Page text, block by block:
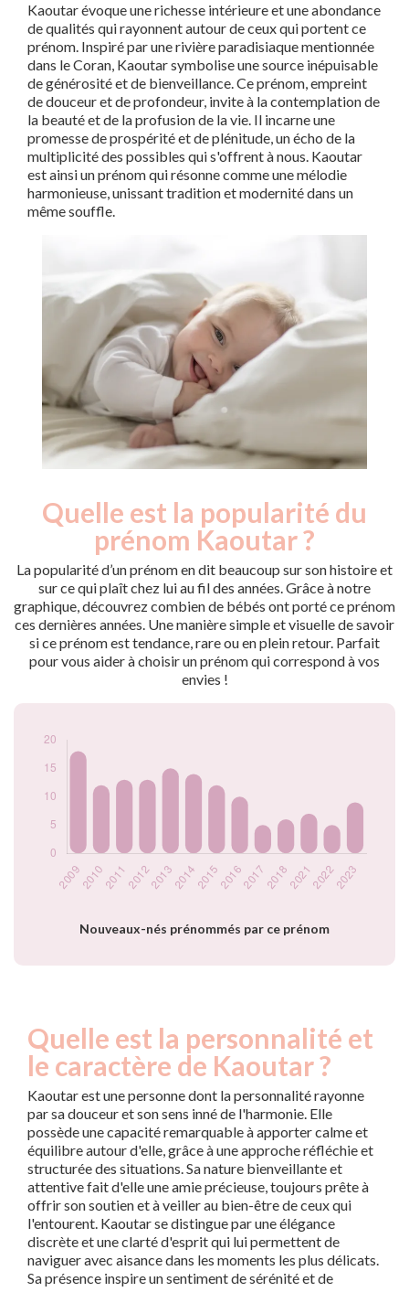
Kaoutar évoque une richesse intérieure et une abondance
de qualités qui rayonnent autour de ceux qui portent ce
prénom. Inspiré par une rivière paradisiaque mentionnée
dans le Coran, Kaoutar symbolise une source inépuisable
de générosité et de bienveillance. Ce prénom, empreint
de douceur et de profondeur, invite à la contemplation de
la beauté et de la profusion de la vie. Il incarne une
promesse de prospérité et de plénitude, un écho de la
multiplicité des possibles qui s'offrent à nous. Kaoutar
est ainsi un prénom qui résonne comme une mélodie
harmonieuse, unissant tradition et modernité dans un
même souffle.
Quelle est la popularité du
prénom Kaoutar ?
La popularité d’un prénom en dit beaucoup sur son histoire et
sur ce qui plaît chez lui au fil des années. Grâce à notre
graphique, découvrez combien de bébés ont porté ce prénom
ces dernières années. Une manière simple et visuelle de savoir
si ce prénom est tendance, rare ou en plein retour. Parfait
pour vous aider à choisir un prénom qui correspond à vos
envies !
Nouveaux-nés prénommés par ce prénom
Popularité du
par année
Année
Nouveaux-
nés
2010
12
2011
13
2012
13
2013
15
2014
14
2015
12
2021
2022
2023
Quelle est la personnalité et
le caractère de Kaoutar ?
Kaoutar est une personne dont la personnalité rayonne
par sa douceur et son sens inné de l'harmonie. Elle
possède une capacité remarquable à apporter calme et
équilibre autour d'elle, grâce à une approche réfléchie et
structurée des situations. Sa nature bienveillante et
attentive fait d'elle une amie précieuse, toujours prête à
offrir son soutien et à veiller au bien-être de ceux qui
l'entourent. Kaoutar se distingue par une élégance
discrète et une clarté d'esprit qui lui permettent de
naviguer avec aisance dans les moments les plus délicats.
Sa présence inspire un sentiment de sérénité et de